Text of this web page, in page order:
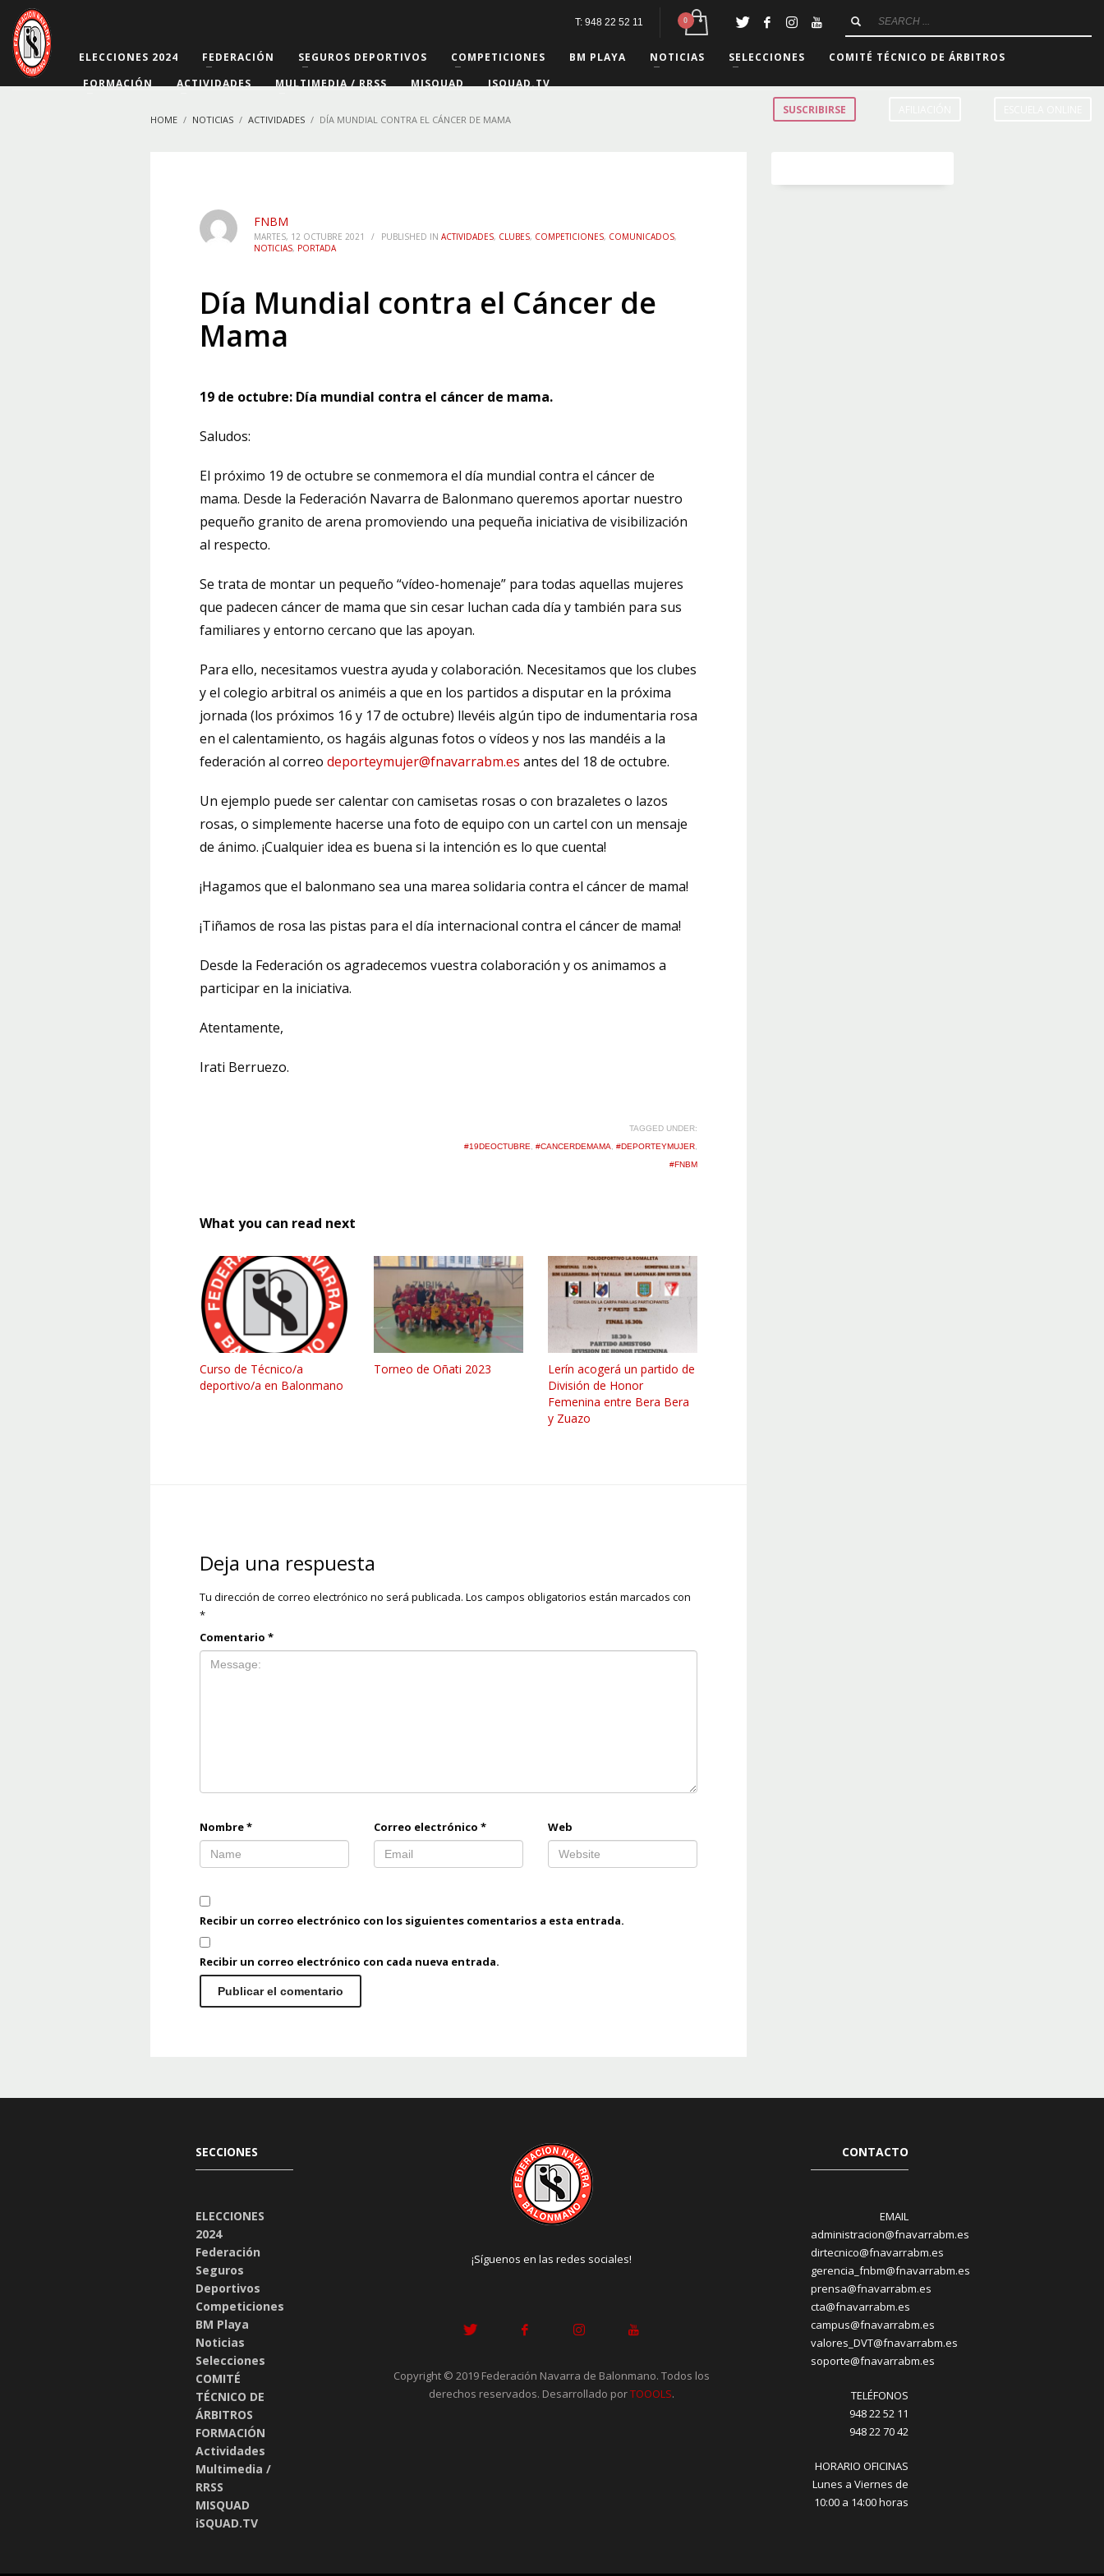
T: 948 22 52 11
ELECCIONES 2024 FEDERACIÓN SEGUROS DEPORTIVOS COMPETICIONES BM PLAYA NOTICIAS SELECCIONES
COMITÉ TÉCNICO DE ÁRBITROS
FORMACIÓN
ACTIVIDADES MULTIMEDIA / RRSS MISQUAD
ISQUAD.TV
SUSCRIBIRSE
HOME NOTICIAS ACTIVIDADES DÍA MUNDIAL CONTRA EL CÁNCER DE MAMA
FNBM
MARTES, 12 OCTUBRE 2021 / PUBLISHED IN ACTIVIDADES, CLUBES, COMPETICIONES, COMUNICADOS,
NOTICIAS, PORTADA
Día Mundial contra el Cáncer de
Mama
19 de octubre: Día mundial contra el cáncer de mama.
Saludos:
El próximo 19 de octubre se conmemora el día mundial contra el cáncer de
mama. Desde la Federación Navarra de Balonmano queremos aportar nuestro
pequeño granito de arena promoviendo una pequeña iniciativa de visibilización
al respecto.
Se trata de montar un pequeño “vídeo-homenaje” para todas aquellas mujeres
que padecen cáncer de mama que sin cesar luchan cada día y también para sus
familiares y entorno cercano que las apoyan.
Para ello, necesitamos vuestra ayuda y colaboración. Necesitamos que los clubes
y el colegio arbitral os animéis a que en los partidos a disputar en la próxima
jornada (los próximos 16 y 17 de octubre) llevéis algún tipo de indumentaria rosa
en el calentamiento, os hagáis algunas fotos o vídeos y nos las mandéis a la
federación al correo deporteymujer@fnavarrabm.es antes del 18 de octubre.
Un ejemplo puede ser calentar con camisetas rosas o con brazaletes o lazos
rosas, o simplemente hacerse una foto de equipo con un cartel con un mensaje
de ánimo. ¡Cualquier idea es buena si la intención es lo que cuenta!
¡Hagamos que el balonmano sea una marea solidaria contra el cáncer de mama!
¡Tiñamos de rosa las pistas para el día internacional contra el cáncer de mama!
Desde la Federación os agradecemos vuestra colaboración y os animamos a
participar en la iniciativa.
Atentamente,
Irati Berruezo.
TAGGED UNDER:
#19DEOCTUBRE
#CANCERDEMAMA #DEPORTEYMUJER
#FNBM
What you can read next
Curso de Técnico/a
deportivo/a en Balonmano
Torneo de Oñati 2023
Lerín acogerá un partido de
División de Honor
Femenina entre Bera Bera
y Zuazo
Deja una respuesta
Tu dirección de correo electrónico no será publicada. Los campos obligatorios están marcados con
*
Comentario *
Nombre* Correo electrónico * Web
Recibir un correo electrónico con los siguientes comentarios a esta entrada.
Recibir un correo electrónico con cada nueva entrada.
SECCIONES
ELECCIONES
2024
Federación
Seguros
Deportivos
Competiciones
BM Playa
Noticias
Selecciones
COMITÉ
TÉCNICO DE
ÁRBITROS
FORMACIÓN
Actividades
Multimedia /
RRSS
MISQUAD
iSQUAD.TV
¡Síguenos en las redes sociales!
Copyright © 2019 Federación Navarra de Balonmano. Todos los
derechos reservados. Desarrollado porTOOOLS.
CONTACTO
EMAIL
administracion@fnavarrabm.es
dirtecnico@fnavarrabm.es
gerencia_fnbm@fnavarrabm.es
prensa@fnavarrabm.es
cta@fnavarrabm.es
campus@fnavarrabm.es
valores_DVT@fnavarrabm.es
soporte@fnavarrabm.es
TELÉFONOS
948 22 52 11
948 22 70 42
HORARIO OFICINAS
Lunes a Viernes de
10:00 a 14:00 horas